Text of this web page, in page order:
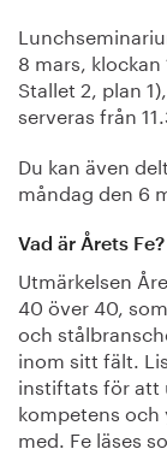
8 mars,
Stallet 2, plan
serveras från
Du kan även
måndag den 6
Vad är Årets Fe?
Utmärkelsen
40 över 40,
och
inom sitt fält.
instiftats för att
kompetens
med. Fe läses